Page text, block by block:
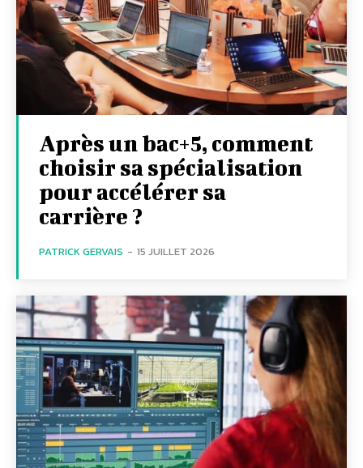
Après un bac+5, comment
choisir sa spécialisation
pour accélérer sa
carrière ?
PATRICK GERVAIS - 15 JUILLET 2026